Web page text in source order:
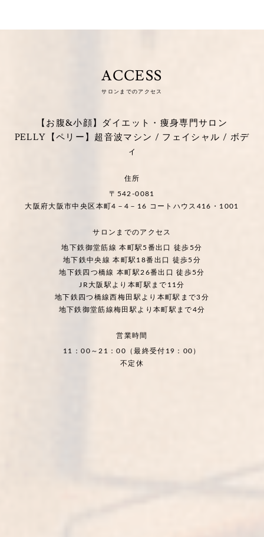
ACCESS
サロンまでのアクセス
【お腹&小顔】ダイエット・痩身専門サロン
PELLY【ペリー】超音波マシン / フェイシャル / ボデ
ィ
住所
〒542-0081
大阪府大阪市中央区本町4－4－16 コートハウス416・1001
サロンまでのアクセス
地下鉄御堂筋線 本町駅5番出口 徒歩5分
地下鉄中央線 本町駅18番出口 徒歩5分
地下鉄四つ橋線 本町駅26番出口 徒歩5分
JR大阪駅より本町駅まで11分
地下鉄四つ橋線西梅田駅より本町駅まで3分
地下鉄御堂筋線梅田駅より本町駅まで4分
営業時間
11：00～21：00（最終受付19：00）
不定休